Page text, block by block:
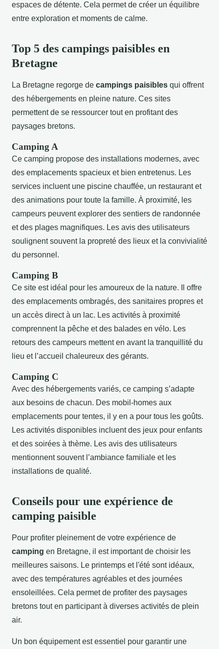
espaces de détente. Cela permet de créer un équilibre
entre exploration et moments de calme.
Top 5 des campings paisibles en
Bretagne
La Bretagne regorge de campings paisibles qui offrent
des hébergements en pleine nature. Ces sites
permettent de se ressourcer tout en profitant des
paysages bretons.
Camping A
Ce camping propose des installations modernes, avec
des emplacements spacieux et bien entretenus. Les
services incluent une piscine chauffée, un restaurant et
des animations pour toute la famille. À proximité, les
campeurs peuvent explorer des sentiers de randonnée
et des plages magnifiques. Les avis des utilisateurs
soulignent souvent la propreté des lieux et la convivialité
du personnel.
Camping B
Ce site est idéal pour les amoureux de la nature. Il offre
des emplacements ombragés, des sanitaires propres et
un accès direct à un lac. Les activités à proximité
comprennent la pêche et des balades en vélo. Les
retours des campeurs mettent en avant la tranquillité du
lieu et l’accueil chaleureux des gérants.
Camping C
Avec des hébergements variés, ce camping s’adapte
aux besoins de chacun. Des mobil-homes aux
emplacements pour tentes, il y en a pour tous les goûts.
Les activités disponibles incluent des jeux pour enfants
et des soirées à thème. Les avis des utilisateurs
mentionnent souvent l’ambiance familiale et les
installations de qualité.
Conseils pour une expérience de
camping paisible
Pour profiter pleinement de votre expérience de
camping en Bretagne, il est important de choisir les
meilleures saisons. Le printemps et l'été sont idéaux,
avec des températures agréables et des journées
ensoleillées. Cela permet de profiter des paysages
bretons tout en participant à diverses activités de plein
air.
Un bon équipement est essentiel pour garantir une